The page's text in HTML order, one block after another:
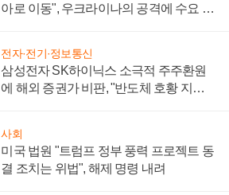
아로 이동", 우크라이나의 공격에 수요 늘
전자·전기·정보통신
삼성전자 SK하이닉스 소극적 주주환원
에 해외 증권가 비판, "반도체 호황 지속
사회
미국 법원 "트럼프 정부 풍력 프로젝트 동
결 조치는 위법", 해제 명령 내려